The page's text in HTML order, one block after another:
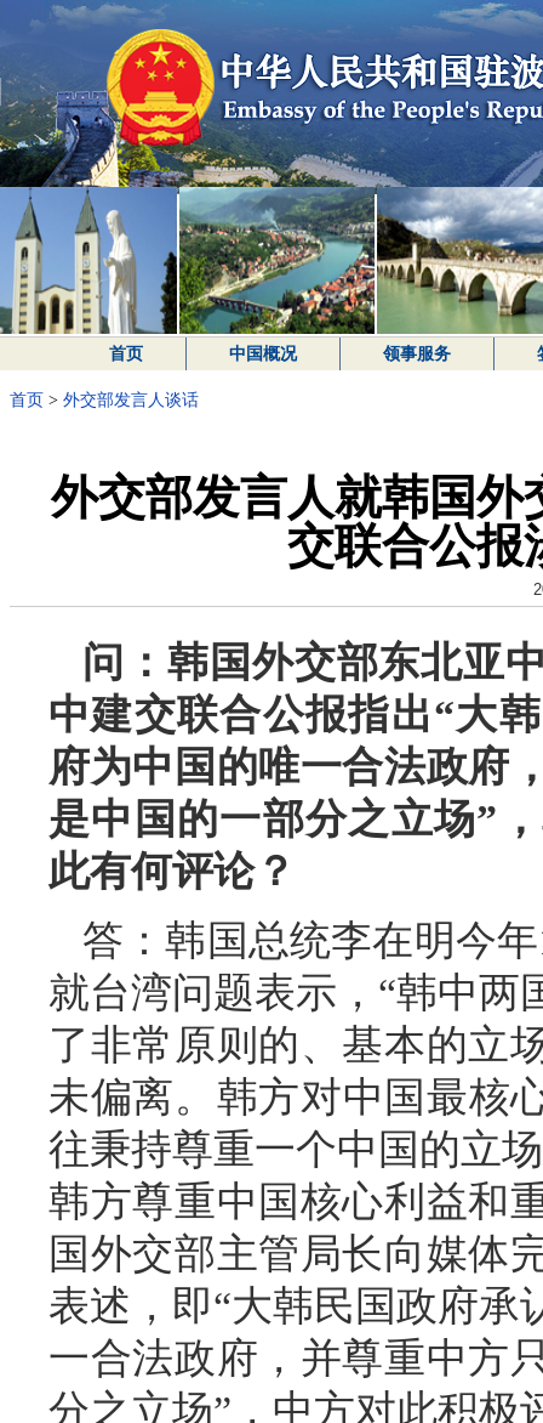
首页 中国概况 领事服务
首页 > 外交部发言人谈话
外交部发言人就韩国
交联合公报
问：韩国外交部东北亚
中建交联合公报指出“大
府为中国的唯一合法政府
是中国的一部分之立场”
此有何评论？
答：韩国总统李在明今
就台湾问题表示，“韩中
了非常原则的、基本的立
未偏离。韩方对中国最
往秉持尊重一个中国的立
韩方尊重中国核心利益和
国外交部主管局长向媒体
表述，即“大韩民国政府
一合法政府，并尊重中方
分之立场”，中方对此积极